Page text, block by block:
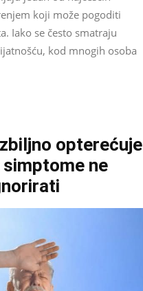
koji može pogoditi
Iako se često smatraju
kod mnogih osoba
opterećuje
simptome ne